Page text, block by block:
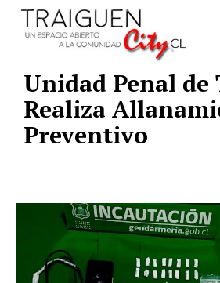
Unidad Penal de
Realiza
Preventivo